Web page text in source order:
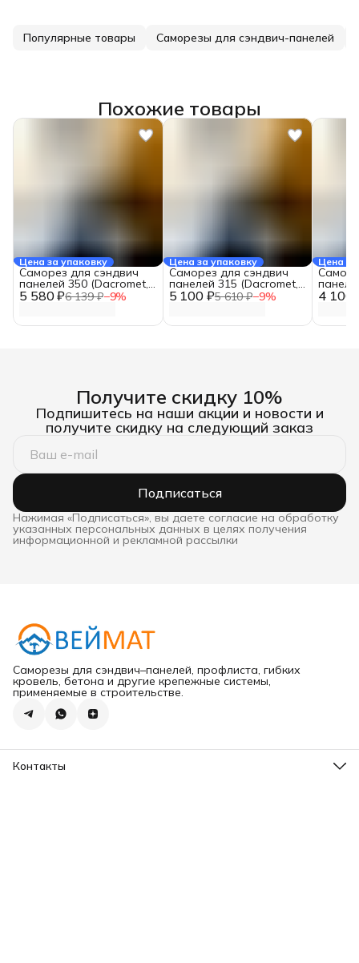
Популярные товары Саморезы для сэндвич-панелей
Похожие товары
Цена за упаковку
5 580 ₽6 139 ₽−9%
Саморез для сэндвич
панелей 350 (Dacromet,
16 мм., 50 шт.)
Цена за упаковку
5 100 ₽5 610 ₽−9%
Саморез для сэндвич
панелей 315 (Dacromet,
16 мм., 50 шт.)
Цена
4 100
16 мм.,
Получите скидку 10%
Подпишитесь на наши акции и новости и
получите скидку на следующий заказ
Подписаться
Нажимая «Подписаться», вы даете согласие на обработку
указанных персональных данных в целях получения
информационной и рекламной рассылки
Саморезы для сэндвич–панелей, профлиста, гибких
кровель, бетона и другие крепежные системы,
применяемые в строительстве.
Контакты